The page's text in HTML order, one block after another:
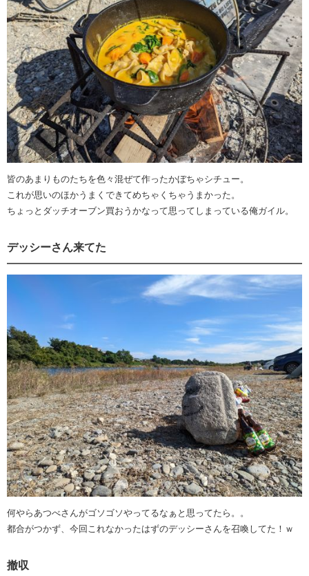
皆のあまりものたちを色々混ぜて作ったかぼちゃシチュー。
これが思いのほかうまくできてめちゃくちゃうまかった。
ちょっとダッチオーブン買おうかなって思ってしまっている俺ガイル。
デッシーさん来てた
何やらあつべさんがゴソゴソやってるなぁと思ってたら。。
都合がつかず、今回これなかったはずのデッシーさんを召喚してた！ｗ
撤収